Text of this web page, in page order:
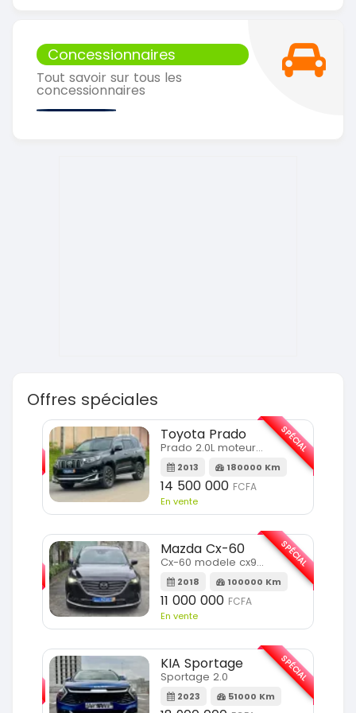
Concessionnaires
Tout savoir sur tous les
concessionnaires
Offres spéciales
Toyota Prado
Prado 2.0L moteur d4d
2013 180000 Km
14 500 000 FCFA
En vente
SPÉCIAL
Mazda Cx-60
Cx-60 modele cx9 full option
2018 100000 Km
11 000 000 FCFA
En vente
SPÉCIAL
KIA Sportage
Sportage 2.0
2023 51000 Km
SPÉCIAL